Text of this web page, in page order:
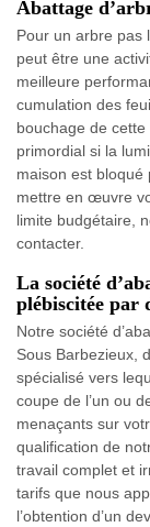
Abattage
Pour un arbre pas
peut être une
meilleure
cumulation des
bouchage de cette
primordial si la
maison est bloqué
mettre en œuvre
limite budgétaire,
contacter.
La société
plébiscitée par
Notre société
Sous Barbezieux,
spécialisé vers
coupe de l’un ou
menaçants sur
qualification de
travail complet et
tarifs que nous
l’obtention d’un